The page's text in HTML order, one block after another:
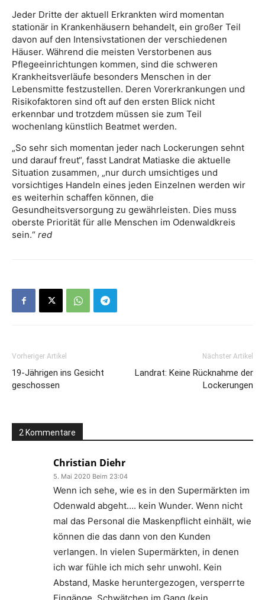
Jeder Dritte der aktuell Erkrankten wird momentan
stationär in Krankenhäusern behandelt, ein großer Teil
davon auf den Intensivstationen der verschiedenen
Häuser. Während die meisten Verstorbenen aus
Pflegeeinrichtungen kommen, sind die schweren
Krankheitsverläufe besonders Menschen in der
Lebensmitte festzustellen. Deren Vorerkrankungen und
Risikofaktoren sind oft auf den ersten Blick nicht
erkennbar und trotzdem müssen sie zum Teil
wochenlang künstlich Beatmet werden.
„So sehr sich momentan jeder nach Lockerungen sehnt
und darauf freut“, fasst Landrat Matiaske die aktuelle
Situation zusammen, „nur durch umsichtiges und
vorsichtiges Handeln eines jeden Einzelnen werden wir
es weiterhin schaffen können, die
Gesundheitsversorgung zu gewährleisten. Dies muss
oberste Priorität für alle Menschen im Odenwaldkreis
sein.“ red
Vorheriger Artikel
19-Jährigen ins Gesicht
geschossen
Nächster Artikel
Landrat: Keine Rücknahme der
Lockerungen
2 Kommentare
Christian Diehr
5. Mai 2020 Beim 23:04
Wenn ich sehe, wie es in den Supermärkten im
Odenwald abgeht…. kein Wunder. Wenn nicht
mal das Personal die Maskenpflicht einhält, wie
können die das dann von den Kunden
verlangen. In vielen Supermärkten, in denen
ich war fühle ich mich sehr unwohl. Kein
Abstand, Maske heruntergezogen, versperrte